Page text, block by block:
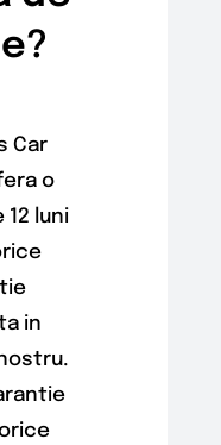
Car
o
luni
in